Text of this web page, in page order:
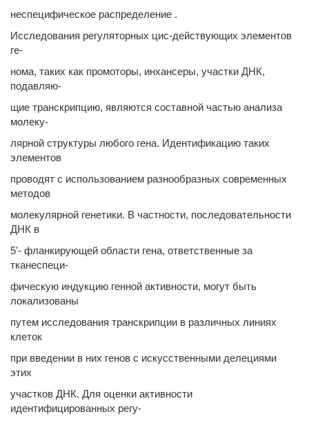
неспецифическое распределение .
Исследования регуляторных цис-действующих элементов
ге-
нома, таких как промоторы, инхансеры, участки ДНК,
подавляю-
щие транскрипцию, являются составной частью анализа
молеку-
лярной структуры любого гена. Идентификацию таких
элементов
проводят с использованием разнообразных современных
методов
молекулярной генетики. В частности, последовательности
ДНК в
5'- фланкирующей области гена, ответственные за
тканеспеци-
фическую индукцию генной активности, могут быть
локализованы
путем исследования транскрипции в различных линиях
клеток
при введении в них генов с искусственными делециями
этих
участков ДНК. Для оценки активности
идентифицированных регу-